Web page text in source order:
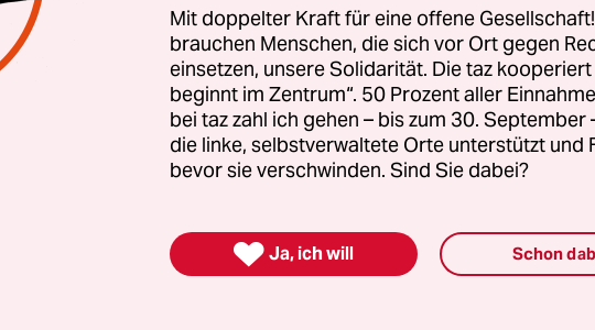
um so den Klimazielen näher zu kommen. Auch wenn
einstigen Rechtsausleger und Lieblingsfeindbild aller
Öko langsam unheimlich anmutet: Gut so!
wissen, dass Söder nichts, gar nichts ohne Taktik macht,
hält. Seine Gedanken verlaufen in diesem Fall etwa so:
auch nicht weh, denn im Freistaat gibt es gar keinen
und somit keine davon abhängigen Arbeitsplätze.
Mit doppelter Kraft für eine offene
brauchen Menschen, die sich vor Ort gegen
einsetzen, unsere Solidarität. Die taz
beginnt im Zentrum“. 50 Prozent aller
bei taz zahl ich gehen – bis zum 30. September
die linke, selbstverwaltete Orte unterstützt und
bevor sie verschwinden. Sind Sie dabei?
 Ja, ich will Schon